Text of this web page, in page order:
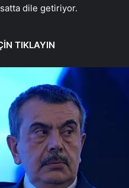
dile getiriyor.
TIKLAYIN